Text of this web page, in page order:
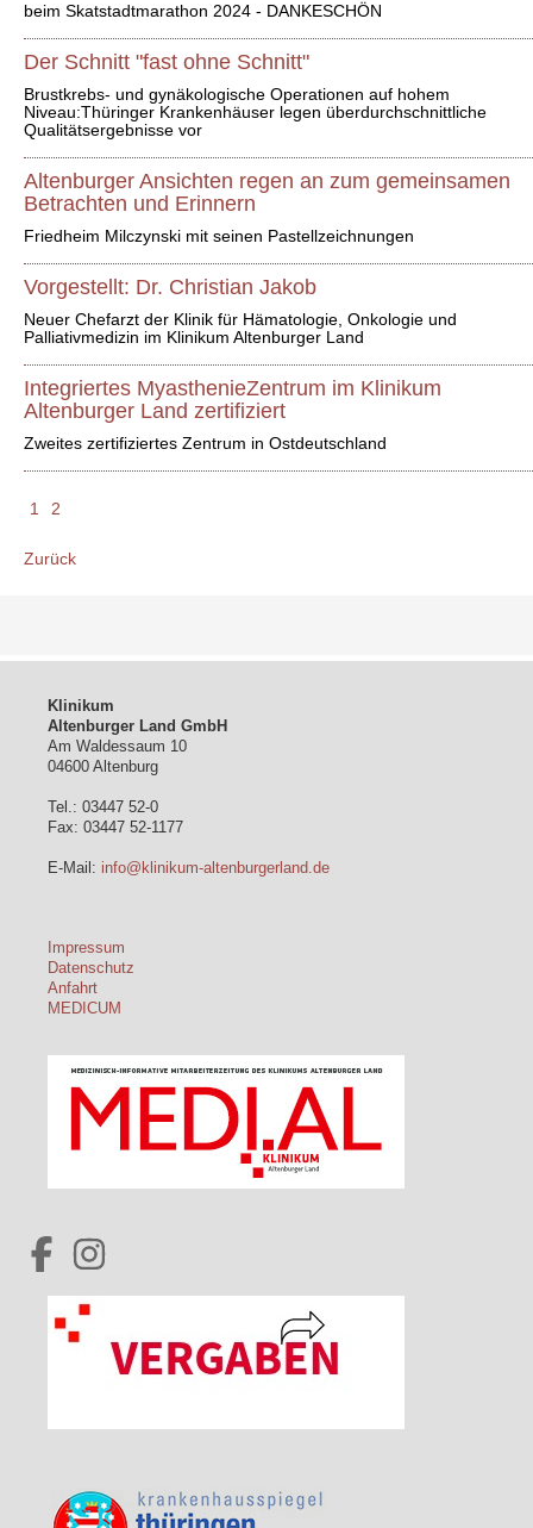
beim Skatstadtmarathon 2024 - DANKESCHÖN
Der Schnitt "fast ohne Schnitt"
Brustkrebs- und gynäkologische Operationen auf hohem
Niveau:Thüringer Krankenhäuser legen überdurchschnittliche
Qualitätsergebnisse vor
Altenburger Ansichten regen an zum gemeinsamen
Betrachten und Erinnern
Friedheim Milczynski mit seinen Pastellzeichnungen
Vorgestellt: Dr. Christian Jakob
Neuer Chefarzt der Klinik für Hämatologie, Onkologie und
Palliativmedizin im Klinikum Altenburger Land
Integriertes MyasthenieZentrum im Klinikum
Altenburger Land zertifiziert
Zweites zertifiziertes Zentrum in Ostdeutschland
1 2
Zurück
Klinikum
Altenburger Land GmbH
Am Waldessaum 10
04600 Altenburg
Tel.: 03447 52-0
Fax: 03447 52-1177
E-Mail: info@klinikum-altenburgerland.de
Impressum
Datenschutz
Anfahrt
MEDICUM